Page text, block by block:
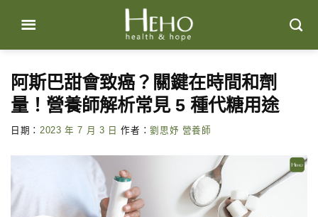
content
阿斯巴甜會致癌？關鍵在時間和劑
量！營養師解析常見 5 種代糖用途
日期： 2023 年 7 月 3 日 作者：劉思妤 營養師